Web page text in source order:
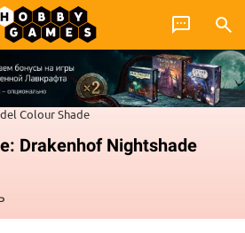
ColourShade
Drakenhof Nightshade